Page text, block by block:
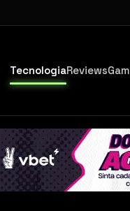
TecnologiaReviews